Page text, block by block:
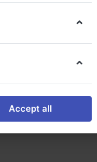
acheter
Accept all